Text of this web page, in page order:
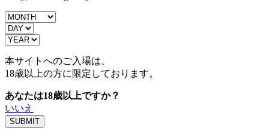
本サイトへのご入場は、
18歳以上の方に限定しております。
あなたは18歳以上ですか？
いいえ